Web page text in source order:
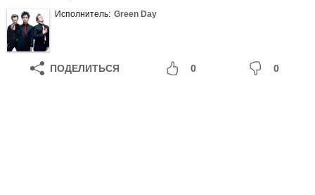
Исполнитель: Green Day
ПОДЕЛИТЬСЯ 0 0